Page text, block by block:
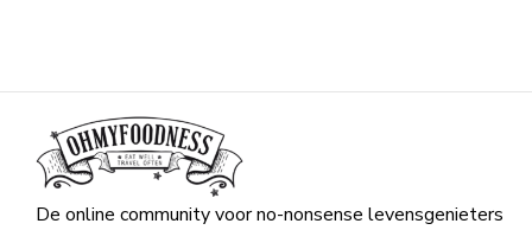
De online community voor no-nonsense levensgenieters